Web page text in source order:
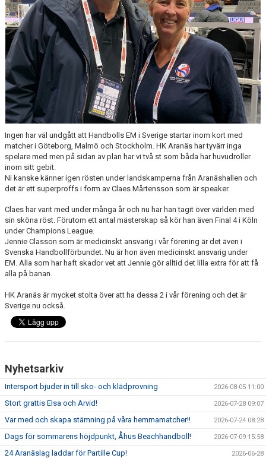
Ingen har väl undgått att Handbolls EM i Sverige startar inom kort med
matcher i Göteborg, Malmö och Stockholm. HK Aranäs har tyvärr inga
spelare med men på sidan av plan har vi två st som båda har huvudroller
inom sitt gebit.
Ni kanske känner igen rösten under landskamperna från Aranäshallen och
det är ett superproffs i form av Claes Mårtensson som är speaker.
Claes har varit med under många år och nu har han tagit över världen med
sin sköna röst. Förutom ett antal mästerskap så kör han även Final 4 i Köln
under Champions League.
Jennie Classon som är medicinskt ansvarig i vår förening är det även i
Svenska Handbollförbundet. Nu är hon även medicinskt ansvarig under
EM. Alla som har haft skador vet att Jennie gör alltid det lilla extra för att få
alla på banan.
HK Aranäs är mycket stolta över att ha dessa 2 i vår förening och det är
Sverige nu också.
Nyhetsarkiv
Intersport bjuder in till sko- och klädprovning 2026-08-05 11:00
Stort grattis Elsa och Arvid! 2026-07-28 09:07
Var med och skapa stämning på våra hemmamatcher!! 2026-07-24 08:28
Dags för sommarens höjdpunkt, Åhus Beachhandboll! 2026-07-09 15:58
24 Aranäslag laddar för Partille Cup! 2026-06-28